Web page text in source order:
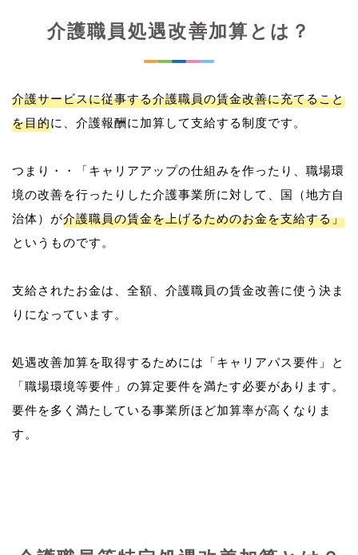
介護職員処遇改善加算とは？
介護サービスに従事する介護職員の賃金改善に充てること
を目的に、介護報酬に加算して支給する制度です。
つまり・・「キャリアアップの仕組みを作ったり、職場環
境の改善を行ったりした介護事業所に対して、国（地方自
治体）が介護職員の賃金を上げるためのお金を支給する」
というものです。
支給されたお金は、全額、介護職員の賃金改善に使う決ま
りになっています。
処遇改善加算を取得するためには「キャリアパス要件」と
「職場環境等要件」の算定要件を満たす必要があります。
要件を多く満たしている事業所ほど加算率が高くなりま
す。